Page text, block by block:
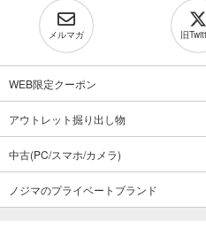
メルマガ 旧
WEB限定クーポン
アウトレット掘り出し物
中古(PC/スマホ/カメラ)
ノジマのプライベートブランド